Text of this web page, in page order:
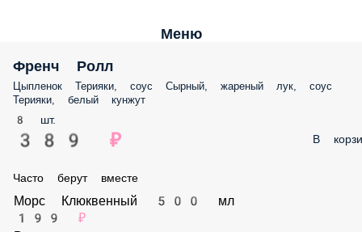
Меню
Френч Ролл
Цыпленок Терияки, соус Сырный, жареный лук, соус
Терияки, белый кунжут
8 шт.
389 ₽ В
Часто берут вместе
Морс Клюквенный 500 мл
199 ₽